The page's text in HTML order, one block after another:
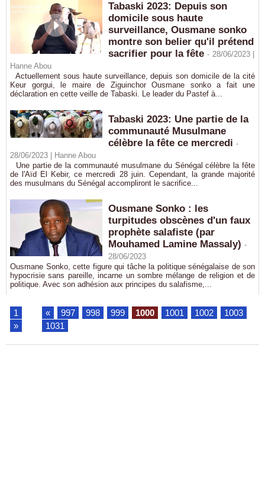
Tabaski 2023: Depuis son
domicile sous haute
surveillance, Ousmane sonko
montre son belier qu'il prétend
sacrifier pour la fête - 28/06/2023 |
Hanne Abou
Actuellement sous haute surveillance, depuis son domicile de la cité
Keur gorgui, le maire de Ziguinchor Ousmane sonko a fait une
déclaration en cette veille de Tabaski. Le leader du Pastef à...
Tabaski 2023: Une partie de la
communauté Musulmane
célèbre la fête ce mercredi -
28/06/2023 |
Hanne Abou
Une partie de la communauté musulmane du Sénégal célèbre la fête
de l'Aïd El Kebir, ce mercredi 28 juin. Cependant, la grande majorité
des musulmans du Sénégal accompliront le sacrifice...
​Ousmane Sonko : les
turpitudes obscènes d'un faux
prophète salafiste (par
Mouhamed Lamine Massaly) -
28/06/2023
Ousmane Sonko, cette figure qui tâche la politique sénégalaise de son
hypocrisie sans pareille, incarne un sombre mélange de religion et de
politique. Avec son adhésion aux principes du salafisme,...
1 « 997 998 999 1000 1001 1002
1003
»
1031